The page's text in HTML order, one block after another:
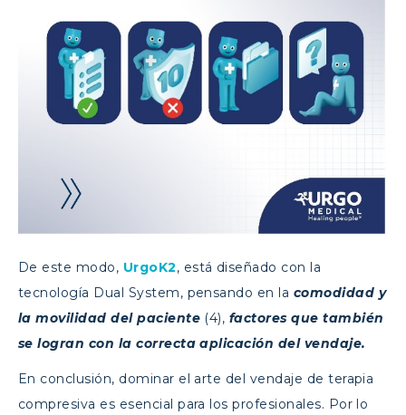
De este modo, UrgoK2, está diseñado con la
tecnología Dual System, pensando en la comodidad y
la movilidad del paciente (4), factores que también
se logran con la correcta aplicación del vendaje.
En conclusión, dominar el arte del vendaje de terapia
compresiva es esencial para los profesionales. Por lo